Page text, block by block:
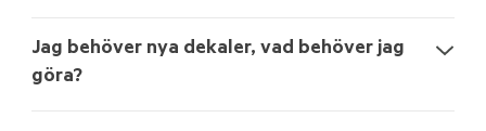
Jag behöver nya dekaler, vad behöver jag
göra?